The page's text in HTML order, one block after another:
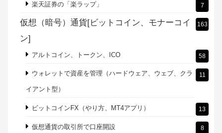
楽天証券の「楽ラップ」 7
仮想（暗号）通貨[ビットコイン、モナーコイ
ン]
163
アルトコイン、トークン、ICO 58
ウォレットで資産を管理（ハードウェア、ウェブ、クラ
イアント型）
11
ビットコインFX（やり方、MT4アプリ） 13
仮想通貨の取引所で口座開設 8